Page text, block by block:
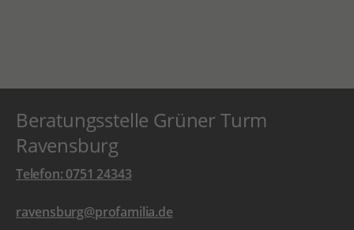
Beratungsstelle Grüner Turm
Ravensburg
Telefon: 0751 24343
ravensburg@profamilia.de